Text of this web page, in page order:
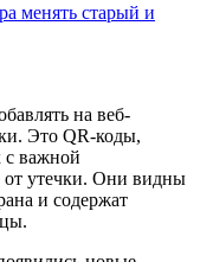
менять старый и
на веб-
Это QR-коды,
с важной
от утечки. Они видны
и содержат